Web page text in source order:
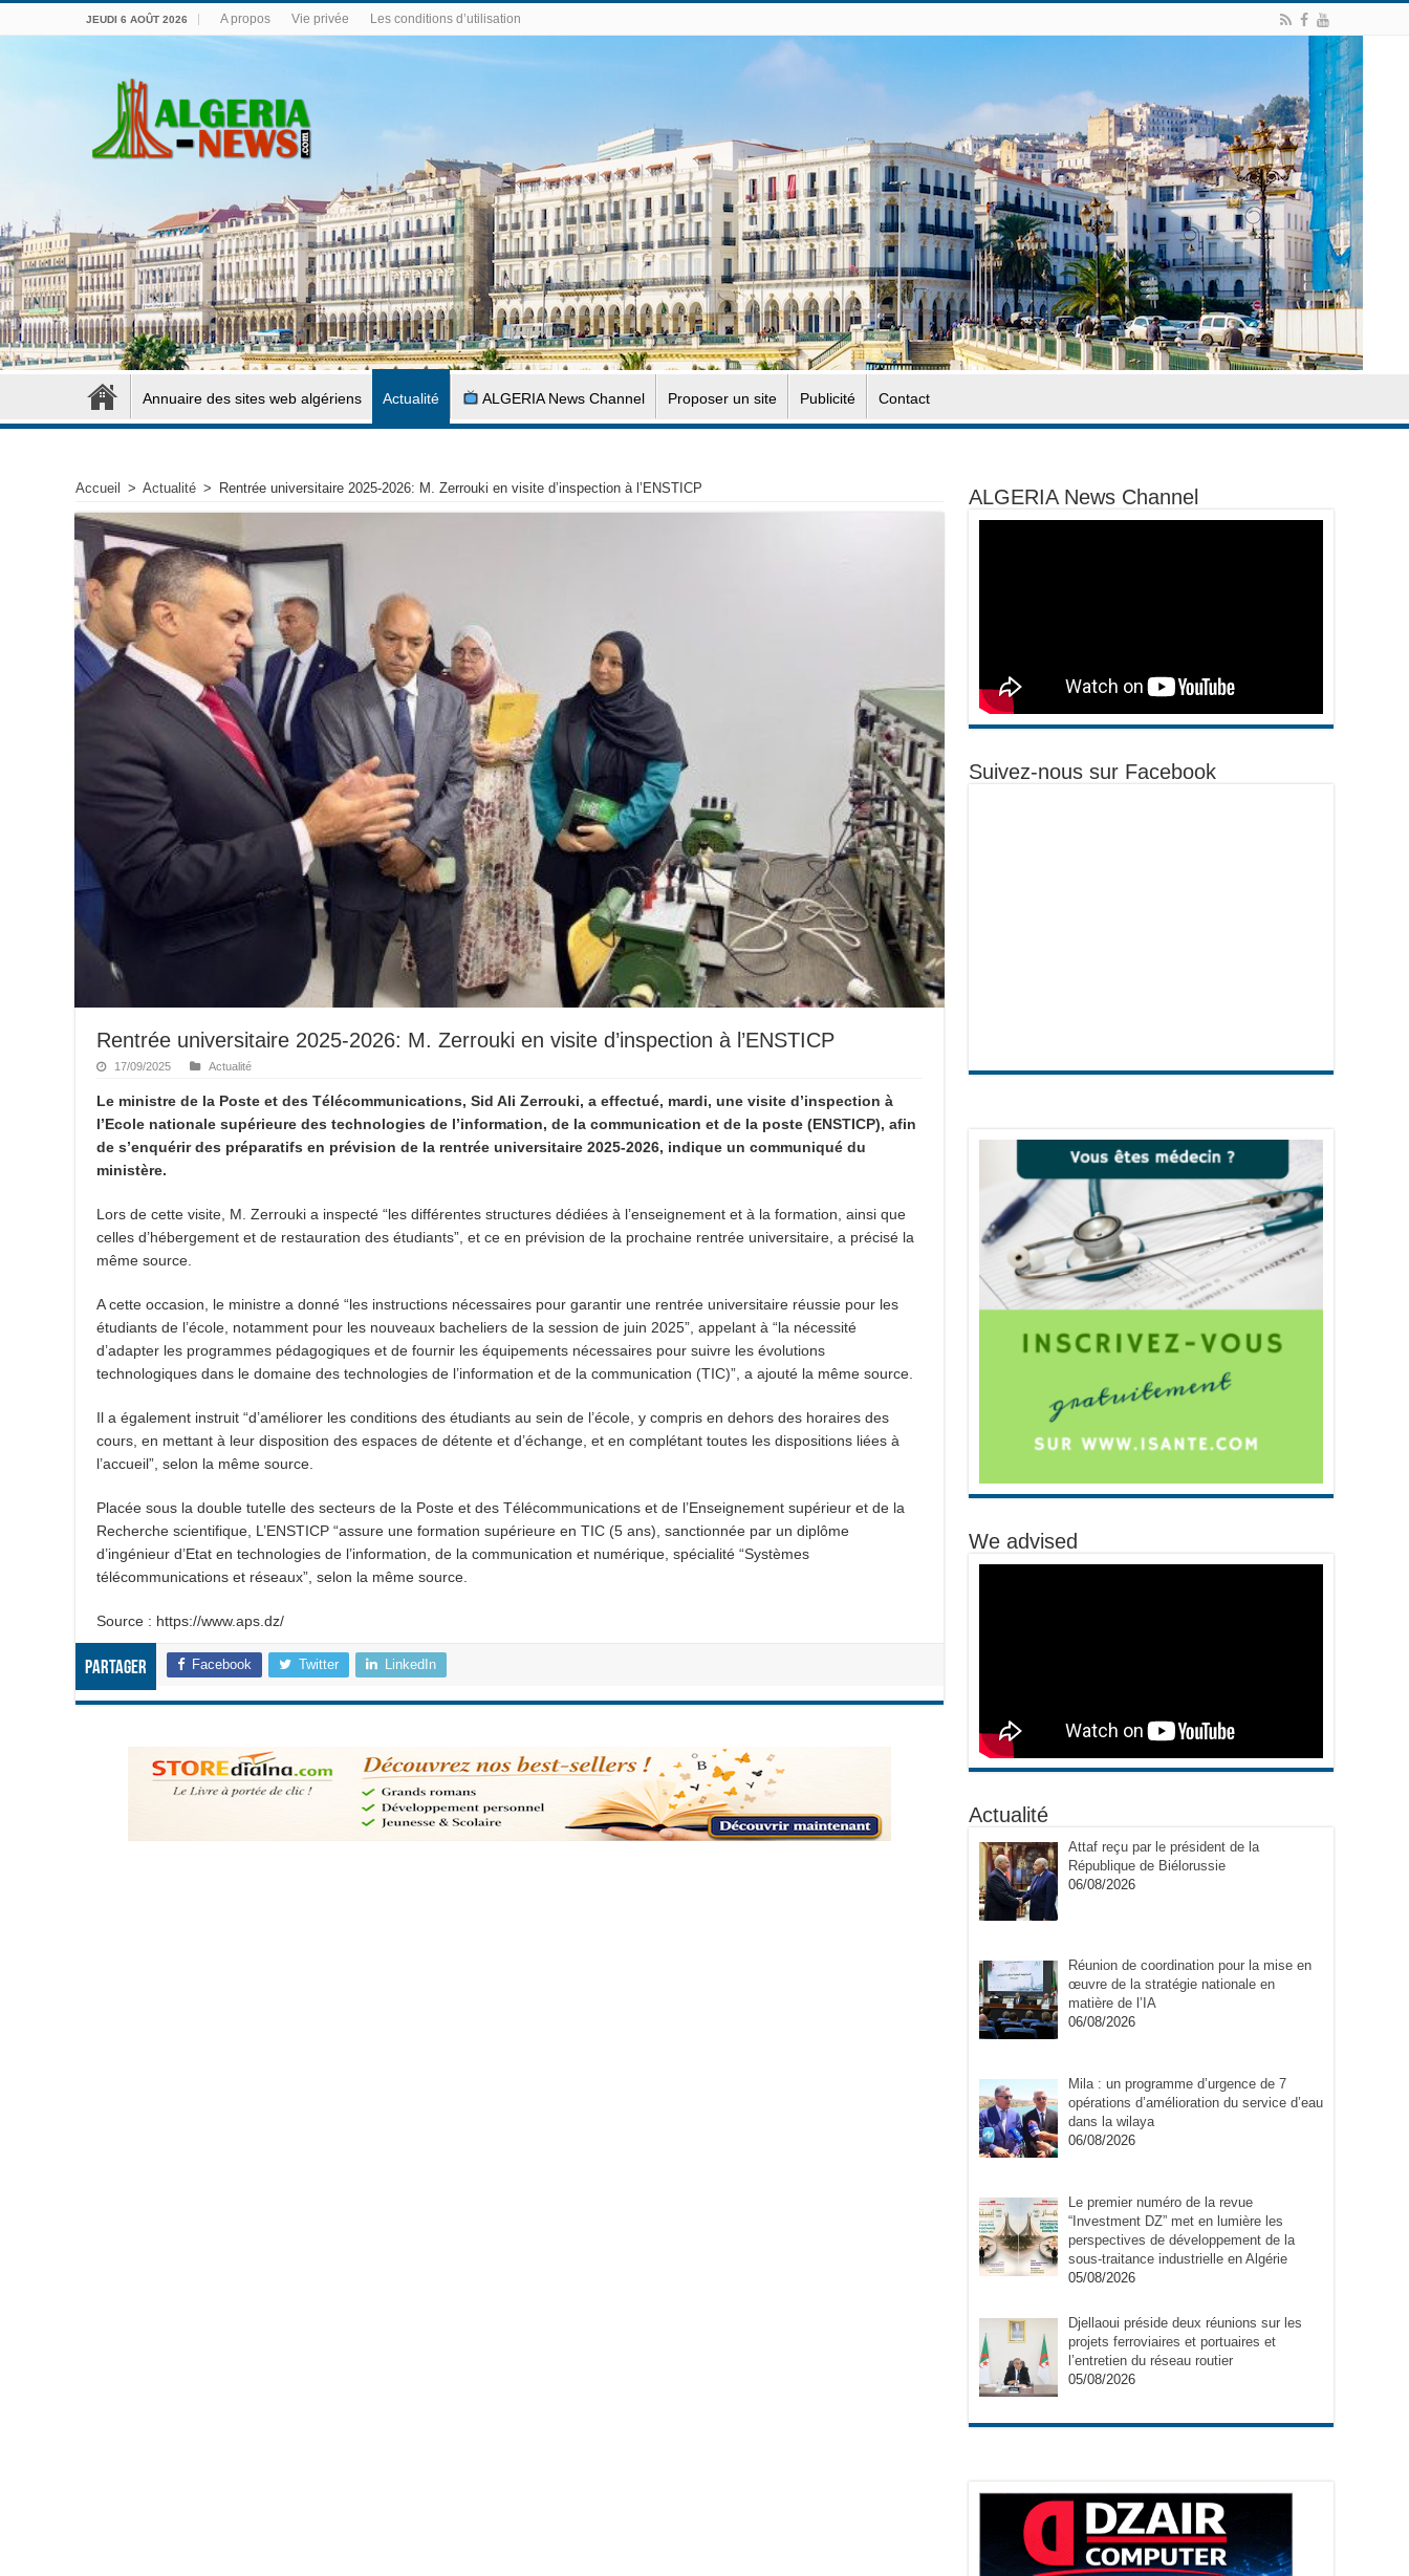
JEUDI 6 AOÛT 2026 A propos Vie privée Les conditions d’utilisation
Annuaire des sites web algériens Actualité ALGERIA News Channel Proposer un site Publicité Contact
Accueil > Actualité > Rentrée universitaire 2025-2026: M. Zerrouki en visite d’inspection à l’ENSTICP
Rentrée universitaire 2025-2026: M. Zerrouki en visite d’inspection à l’ENSTICP
17/09/2025 Actualité
Le ministre de la Poste et des Télécommunications, Sid Ali Zerrouki, a effectué, mardi, une visite d’inspection à
l’Ecole nationale supérieure des technologies de l’information, de la communication et de la poste (ENSTICP), afin
de s’enquérir des préparatifs en prévision de la rentrée universitaire 2025-2026, indique un communiqué du
ministère.
Lors de cette visite, M. Zerrouki a inspecté “les différentes structures dédiées à l’enseignement et à la formation, ainsi que
celles d’hébergement et de restauration des étudiants”, et ce en prévision de la prochaine rentrée universitaire, a précisé la
même source.
A cette occasion, le ministre a donné “les instructions nécessaires pour garantir une rentrée universitaire réussie pour les
étudiants de l’école, notamment pour les nouveaux bacheliers de la session de juin 2025”, appelant à “la nécessité
d’adapter les programmes pédagogiques et de fournir les équipements nécessaires pour suivre les évolutions
technologiques dans le domaine des technologies de l’information et de la communication (TIC)”, a ajouté la même source.
Il a également instruit “d’améliorer les conditions des étudiants au sein de l’école, y compris en dehors des horaires des
cours, en mettant à leur disposition des espaces de détente et d’échange, et en complétant toutes les dispositions liées à
l’accueil”, selon la même source.
Placée sous la double tutelle des secteurs de la Poste et des Télécommunications et de l’Enseignement supérieur et de la
Recherche scientifique, L’ENSTICP “assure une formation supérieure en TIC (5 ans), sanctionnée par un diplôme
d’ingénieur d’Etat en technologies de l’information, de la communication et numérique, spécialité “Systèmes
télécommunications et réseaux”, selon la même source.
Source : https://www.aps.dz/
Partager Facebook Twitter LinkedIn
ALGERIA News Channel
Suivez-nous sur Facebook
We advised
Actualité
Attaf reçu par le président de la
République de Biélorussie
06/08/2026
Réunion de coordination pour la mise en
œuvre de la stratégie nationale en
matière de l’IA
06/08/2026
Mila : un programme d’urgence de 7
opérations d’amélioration du service d’eau
dans la wilaya
06/08/2026
Le premier numéro de la revue
“Investment DZ” met en lumière les
perspectives de développement de la
sous-traitance industrielle en Algérie
05/08/2026
Djellaoui préside deux réunions sur les
projets ferroviaires et portuaires et
l’entretien du réseau routier
05/08/2026